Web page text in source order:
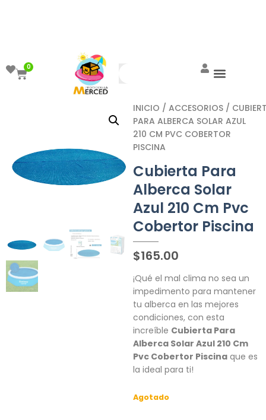
0
INICIO / ACCESORIOS /
PARA ALBERCA SOLAR AZUL
210 CM PVC COBERTOR
PISCINA
Cubierta Para
Alberca Solar
Azul 210 Cm Pvc
Cobertor Piscina
$165.00
¡Qué el mal clima no sea un
impedimento para mantener
tu alberca en las mejores
condiciones, con esta
increíble Cubierta Para
Alberca Solar Azul 210 Cm
Pvc Cobertor Piscina que es
la ideal para ti!
Agotado